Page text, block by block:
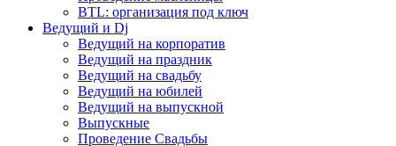
BTL: организация под ключ
Ведущий и Dj
Ведущий на корпоратив
Ведущий на праздник
Ведущий на свадьбу
Ведущий на юбилей
Ведущий на выпускной
Выпускные
Проведение Свадьбы